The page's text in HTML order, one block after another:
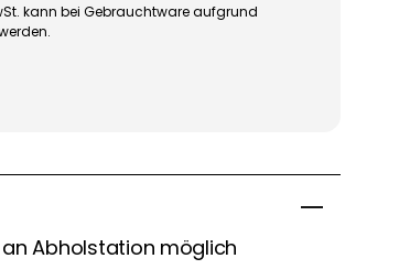
kann bei Gebrauchtware aufgrund
an Abholstation möglich